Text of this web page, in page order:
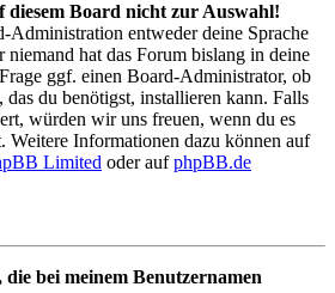
diesem Board nicht zur Auswahl!
Administration entweder deine Sprache
niemand hat das Forum bislang in deine
ggf. einen Board-Administrator, ob
das du benötigst, installieren kann. Falls
würden wir uns freuen, wenn du es
Weitere Informationen dazu können auf
Limited oder aufphpBB.de
bei meinem Benutzernamen